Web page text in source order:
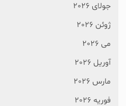
جولای 2026
ژوئن 2026
می 2026
آوریل 2026
مارس 2026
فوریه 2026